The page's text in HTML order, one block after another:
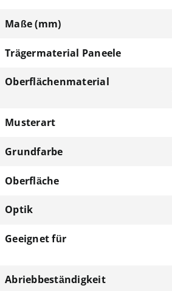
Maße (mm)
Trägermaterial Paneele
Oberflächenmaterial
Musterart
Grundfarbe
Oberfläche
Optik
Geeignet für
Abriebbeständigkeit